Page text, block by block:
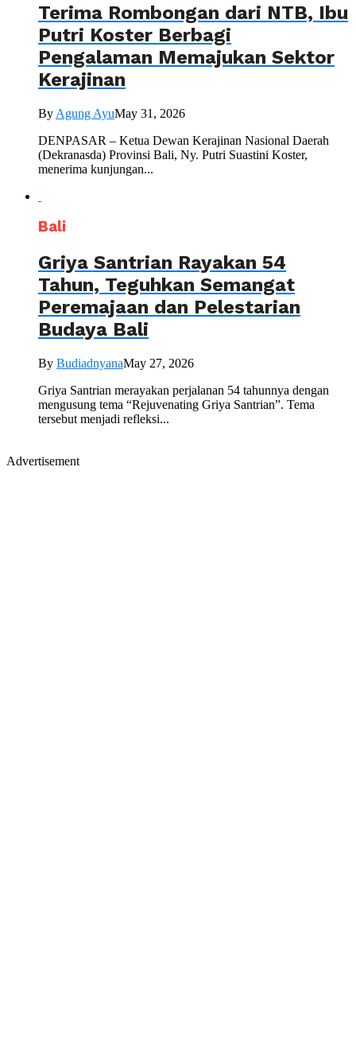
Terima Rombongan dari NTB, Ibu
Putri Koster Berbagi
Pengalaman Memajukan Sektor
Kerajinan
By Agung AyuMay 31, 2026
DENPASAR – Ketua Dewan Kerajinan Nasional Daerah
(Dekranasda) Provinsi Bali, Ny. Putri Suastini Koster,
menerima kunjungan...
Bali
Griya Santrian Rayakan 54
Tahun, Teguhkan Semangat
Peremajaan dan Pelestarian
Budaya Bali
By BudiadnyanaMay 27, 2026
Griya Santrian merayakan perjalanan 54 tahunnya dengan
mengusung tema “Rejuvenating Griya Santrian”. Tema
tersebut menjadi refleksi...
Advertisement